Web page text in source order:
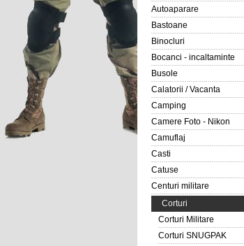
Autoaparare
Bastoane
Binocluri
Bocanci - incaltaminte
Busole
Calatorii / Vacanta
Camping
Camere Foto - Nikon
Camuflaj
Casti
Catuse
Centuri militare
Corturi
Corturi Militare
Corturi SNUGPAK